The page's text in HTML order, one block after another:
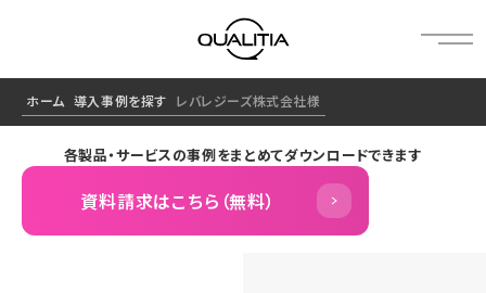
ホーム 導入事例を探す レバレジーズ株式会社様
各製品・サービスの事例をまとめてダウンロードできます
資料請求はこちら（無料）